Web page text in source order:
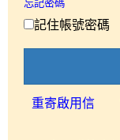
忘記密碼
記住帳號密碼
重寄啟用信